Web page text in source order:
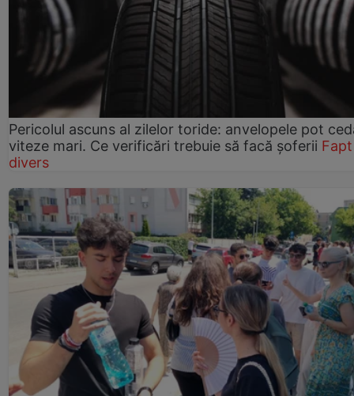
Pericolul ascuns al zilelor toride: anvelopele pot
viteze mari. Ce verificări trebuie să facă șoferii Fapt
divers